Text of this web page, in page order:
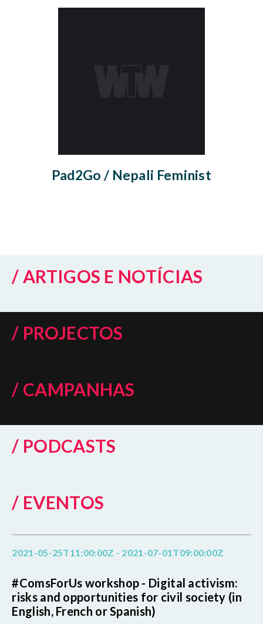
Pad2Go / Nepali Feminist
/ ARTIGOS E NOTÍCIAS
/ PROJECTOS
/ CAMPANHAS
/ PODCASTS
/ EVENTOS
2021-05-25T11:00:00Z - 2021-07-01T09:00:00Z
#ComsForUs workshop - Digital activism:
risks and opportunities for civil society (in
English, French or Spanish)